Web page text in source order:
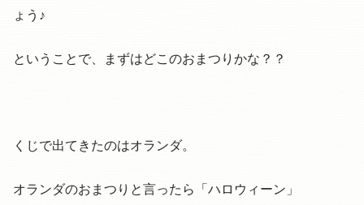
ょう♪
ということで、まずはどこのおまつりかな？？
くじで出てきたのはオランダ。
オランダのおまつりと言ったら「ハロウィーン」